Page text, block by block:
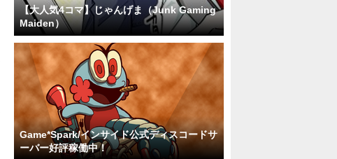
【大人気4コマ】じゃんげま（Junk Gaming
Maiden）
Game*Spark/インサイド公式ディスコードサ
ーバー好評稼働中！